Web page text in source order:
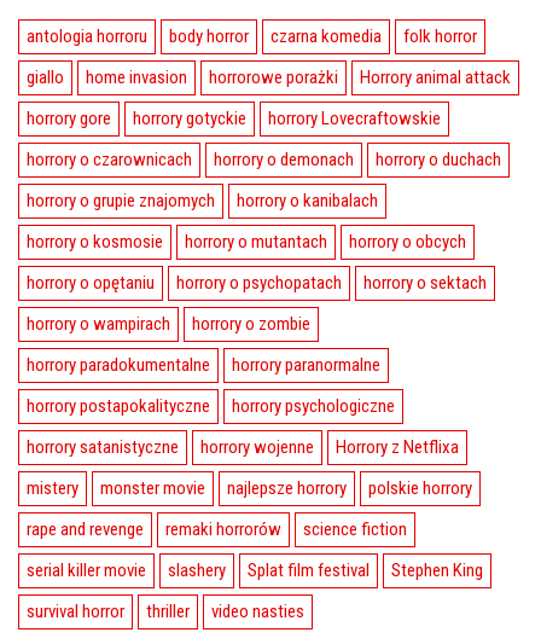
antologia horroru body horror czarna komedia
folk horror
giallo
home invasion horrorowe porażki
Horrory animal attack
horrory gore
horrory gotyckie
horrory Lovecraftowskie
horrory o czarownicach
horrory o demonach
horrory o duchach
horrory o grupie znajomych
horrory o kanibalach
horrory o kosmosie
horrory o mutantach
horrory o obcych
horrory o opętaniu
horrory o psychopatach
horrory o sektach
horrory o wampirach
horrory o zombie
horrory paradokumentalne
horrory paranormalne
horrory postapokalityczne
horrory psychologiczne
horrory satanistyczne
horrory wojenne
Horrory z Netflixa
mistery
monster movie najlepsze horrory
polskie horrory
rape and revenge
remaki horrorów
science fiction
serial killer movie
slashery Splat film festival
Stephen King
survival horror
thriller video nasties